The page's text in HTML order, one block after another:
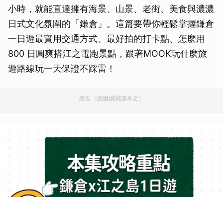
小時，就能直達擁有海景、山景、老街、美食與濃濃
日式文化氛圍的「鎌倉」。這篇要帶你輕鬆掌握鎌倉
一日遊最實用交通方式、最好拍的打卡點、怎麼用
800 日圓爽搭江之電跑景點，跟著MOOK玩什麼旅
遊路線玩一天保證不踩雷！
廣告（請繼續閱讀本文）